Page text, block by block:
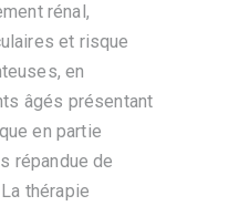
rénal,
et risque
en
âgés présentant
en partie
répandue de
thérapie